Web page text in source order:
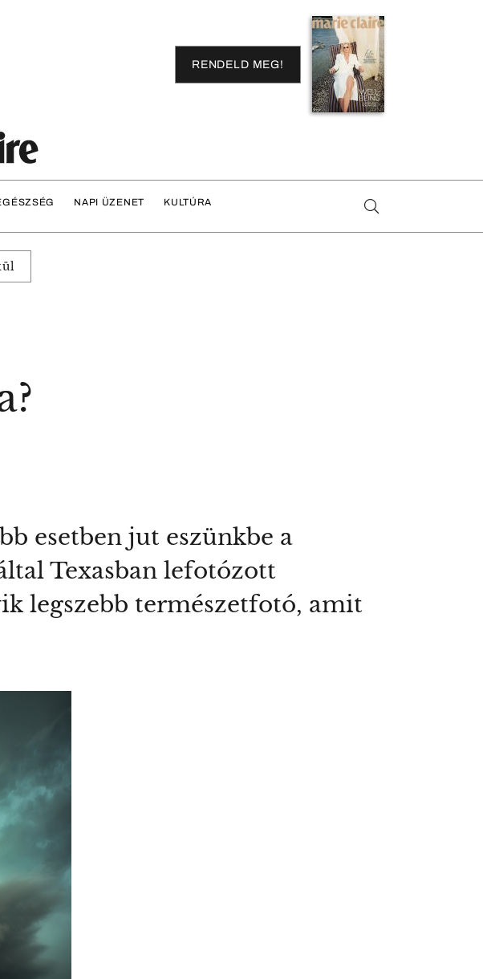
RENDELD MEG!
NAPI ÜZENET KULTÚRA
esetben jut eszünkbe a
Texasban lefotózott
legszebb természetfotó, amit